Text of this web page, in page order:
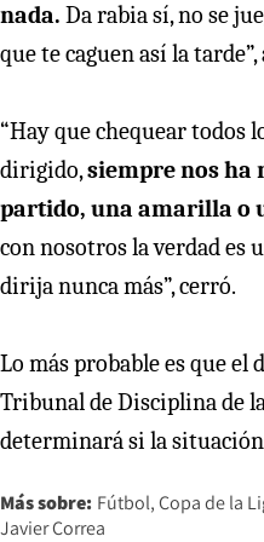
nada. Da rabia sí, no se
que te caguen así la tarde”,
“Hay que chequear todos
dirigido,siempre nos ha
partido, una amarilla o
con nosotros la verdad es
dirija nunca más”, cerró.
Lo más probable es que el
Tribunal de Disciplina de
determinará si la
Más sobre: Fútbol Copa de la
Javier Correa